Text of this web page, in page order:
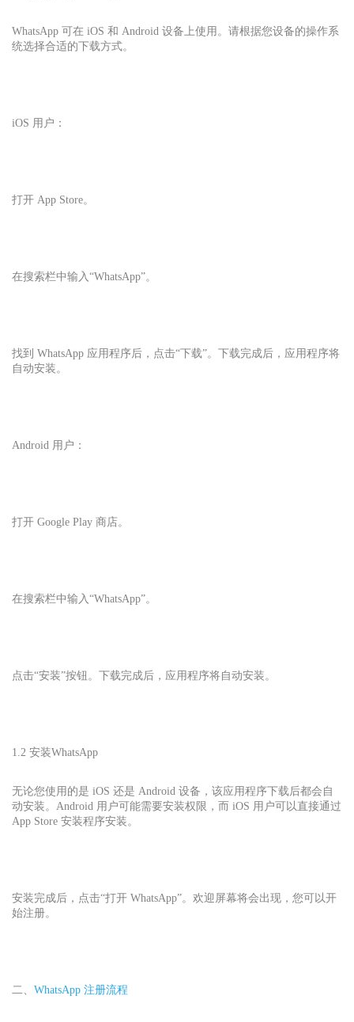
WhatsApp 可在 iOS 和 Android 设备上使用。请根据您设备的操作系
统选择合适的下载方式。
iOS 用户：
打开 App Store。
在搜索栏中输入“WhatsApp”。
找到 WhatsApp 应用程序后，点击“下载”。下载完成后，应用程序将
自动安装。
Android 用户：
打开 Google Play 商店。
在搜索栏中输入“WhatsApp”。
点击“安装”按钮。下载完成后，应用程序将自动安装。
1.2 安装WhatsApp
无论您使用的是 iOS 还是 Android 设备，该应用程序下载后都会自
动安装。Android 用户可能需要安装权限，而 iOS 用户可以直接通过
App Store 安装程序安装。
安装完成后，点击“打开 WhatsApp”。欢迎屏幕将会出现，您可以开
始注册。
二、 WhatsApp 注册流程